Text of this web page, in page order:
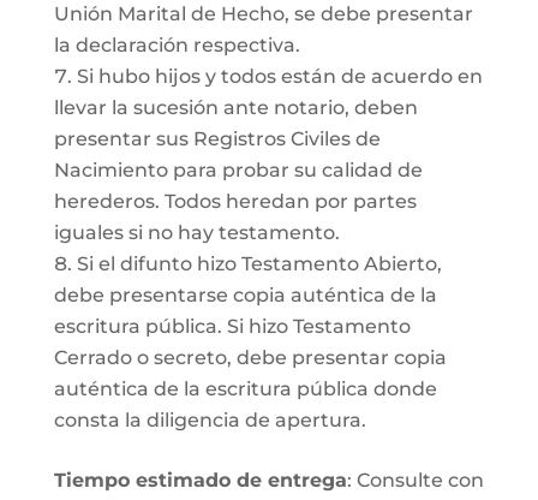
Unión Marital de Hecho, se debe presentar
la declaración respectiva.
Si hubo hijos y todos están de acuerdo en
llevar la sucesión ante notario, deben
presentar sus Registros Civiles de
Nacimiento para probar su calidad de
herederos. Todos heredan por partes
iguales si no hay testamento.
Si el difunto hizo Testamento Abierto,
debe presentarse copia auténtica de la
escritura pública. Si hizo Testamento
Cerrado o secreto, debe presentar copia
auténtica de la escritura pública donde
consta la diligencia de apertura.
Tiempo estimado de entrega: Consulte con